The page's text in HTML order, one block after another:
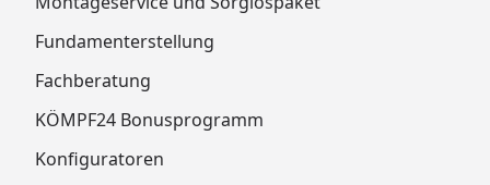
Fundamenterstellung
Fachberatung
KÖMPF24 Bonusprogramm
Konfiguratoren